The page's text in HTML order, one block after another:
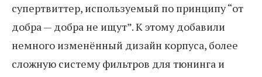
супертвиттер, используемый по принципу “от
добра — добра не ищут”. К этому добавили
немного изменённый дизайн корпуса, более
сложную систему фильтров для тюнинга и